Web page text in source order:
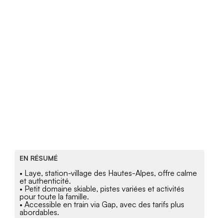
EN RÉSUMÉ
• Laye, station-village des Hautes-Alpes, offre calme
et authenticité.
• Petit domaine skiable, pistes variées et activités
pour toute la famille.
• Accessible en train via Gap, avec des tarifs plus
abordables.